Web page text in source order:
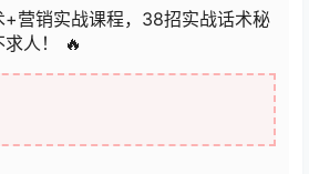
营销实战课程，38招实战话术秘
人！​​ 🔥